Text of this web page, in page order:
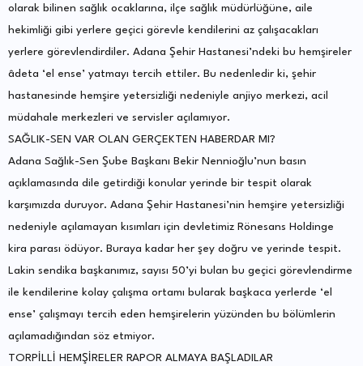
olarak bilinen sağlık ocaklarına, ilçe sağlık müdürlüğüne, aile
hekimliği gibi yerlere geçici görevle kendilerini az çalışacakları
yerlere görevlendirdiler. Adana Şehir Hastanesi’ndeki bu hemşireler
âdeta ‘el ense’ yatmayı tercih ettiler. Bu nedenledir ki, şehir
hastanesinde hemşire yetersizliği nedeniyle anjiyo merkezi, acil
müdahale merkezleri ve servisler açılamıyor.
SAĞLIK-SEN VAR OLAN GERÇEKTEN HABERDAR MI?
Adana Sağlık-Sen Şube Başkanı Bekir Nennioğlu’nun basın
açıklamasında dile getirdiği konular yerinde bir tespit olarak
karşımızda duruyor. Adana Şehir Hastanesi’nin hemşire yetersizliği
nedeniyle açılamayan kısımları için devletimiz Rönesans Holdinge
kira parası ödüyor. Buraya kadar her şey doğru ve yerinde tespit.
Lakin sendika başkanımız, sayısı 50’yi bulan bu geçici görevlendirme
ile kendilerine kolay çalışma ortamı bularak başkaca yerlerde ‘el
ense’ çalışmayı tercih eden hemşirelerin yüzünden bu bölümlerin
açılamadığından söz etmiyor.
TORPİLLİ HEMŞİRELER RAPOR ALMAYA BAŞLADILAR